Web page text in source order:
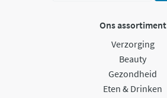
Ons assortiment
Verzorging
Beauty
Gezondheid
Eten & Drinken